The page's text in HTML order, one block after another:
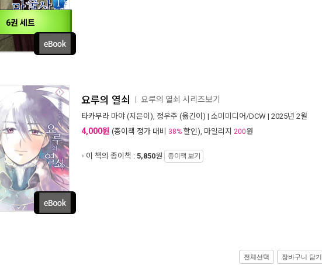
6권 세트
요루의 열쇠 요루의 열쇠 시리즈보기
타카무라 마야 (지은이), 정우주 (옮긴이) | 소미미디어/DCW | 2025년 2월
4,000원 (종이책 정가 대비 38% 할인), 마일리지 200원
이 책의 종이책 : 5,850원 종이책 보기
전체선택 장바구니 담기